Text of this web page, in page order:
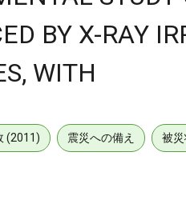
BY X-RAY
WITH
(2011) 震災への備え 被災